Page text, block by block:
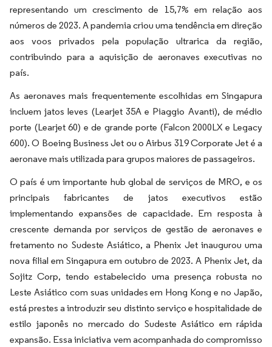
representando um crescimento de 15,7% em relação aos
números de 2023. A pandemia criou uma tendência em direção
aos voos privados pela população ultrarica da região,
contribuindo para a aquisição de aeronaves executivas no
país.
As aeronaves mais frequentemente escolhidas em Singapura
incluem jatos leves (Learjet 35A e Piaggio Avanti), de médio
porte (Learjet 60) e de grande porte (Falcon 2000LX e Legacy
600). O Boeing Business Jet ou o Airbus 319 Corporate Jet é a
aeronave mais utilizada para grupos maiores de passageiros.
O país é um importante hub global de serviços de MRO, e os
principais fabricantes de jatos executivos estão
implementando expansões de capacidade. Em resposta à
crescente demanda por serviços de gestão de aeronaves e
fretamento no Sudeste Asiático, a Phenix Jet inaugurou uma
nova filial em Singapura em outubro de 2023. A Phenix Jet, da
Sojitz Corp, tendo estabelecido uma presença robusta no
Leste Asiático com suas unidades em Hong Kong e no Japão,
está prestes a introduzir seu distinto serviço e hospitalidade de
estilo japonês no mercado do Sudeste Asiático em rápida
expansão. Essa iniciativa vem acompanhada do compromisso